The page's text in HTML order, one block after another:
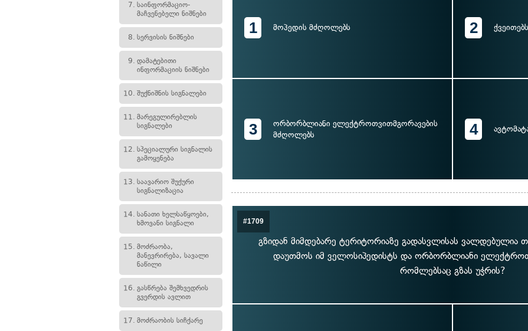
7. საინფორმაციო-
მაჩვენებელი ნიშნები
8. სერვისის ნიშნები
9. დამატებითი
ინფორმაციის ნიშნები
10. შუქნიშნის სიგნალები
11. მარეგულირებლის
სიგნალები
12. სპეციალური სიგნალის
გამოყენება
13. საავარიო შუქური
სიგნალიზაცია
14. სანათი ხელსაწყოები,
ხმოვანი სიგნალი
15. მოძრაობა,
მანევრირება, სავალი
ნაწილი
16. გასწრება შემხვედრის
გვერდის ავლით
17. მოძრაობის სიჩქარე
1 მოპედის მძღოლებს 2 ქვეითებს
3
ორბორბლიანი ელექტროთვითმგორავების
მძღოლებს
4
#1709
გზიდან მიმდებარე ტერიტორიაზე გადასვლისას ვალდებულია
დაუთმოს იმ ველოსიპედისტს და ორბორბლიანი
რომლებსაც გზას უჭრის?